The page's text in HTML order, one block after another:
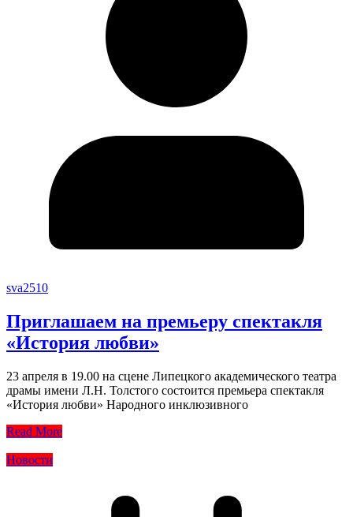
sva2510
Приглашаем на премьеру спектакля
«История любви»
23 апреля в 19.00 на сцене Липецкого академического театра
драмы имени Л.Н. Толстого состоится премьера спектакля
«История любви» Народного инклюзивного
Read More
Новости